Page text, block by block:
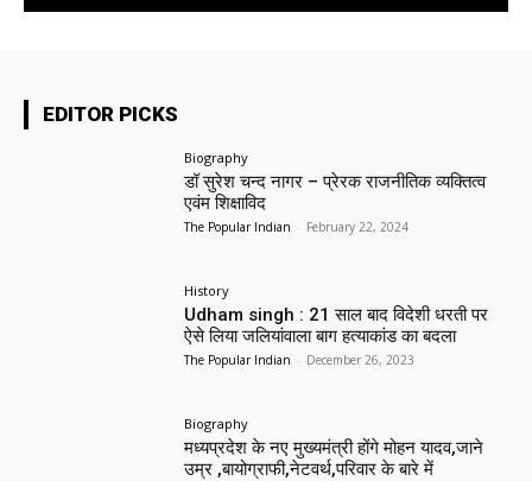
EDITOR PICKS
Biography
डॉ सुरेश चन्द नागर – प्रेरक राजनीतिक व्यक्तित्व
एवंम शिक्षाविद
The Popular Indian - February 22, 2024
History
Udham singh : 21 साल बाद विदेशी धरती पर
ऐसे लिया जलियांवाला बाग हत्याकांड का बदला
The Popular Indian - December 26, 2023
Biography
मध्यप्रदेश के नए मुख्यमंत्री होंगे मोहन यादव,जाने
उम्र ,बायोग्राफी,नेटवर्थ,परिवार के बारे में